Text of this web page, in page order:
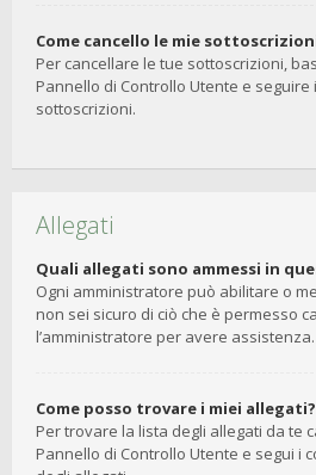
Come cancello le mie
Per cancellare le tue sottoscrizioni,
Pannello di Controllo Utente e seguire
sottoscrizioni.
Allegati
Quali allegati sono ammessi in
Ogni amministratore può abilitare o
non sei sicuro di ciò che è permesso
l’amministratore per avere assistenza.
Come posso trovare i miei allegati?
Per trovare la lista degli allegati da te
Pannello di Controllo Utente e segui i